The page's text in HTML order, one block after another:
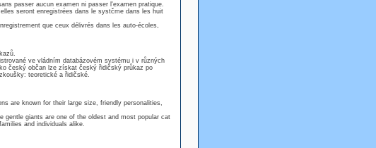
passer aucun examen ni passer l'examen pratique.
seront enregistrées dans le systčme dans les huit
que ceux délivrés dans les auto-écoles,
ve vládním databázovém systému i v různých
český občan lze získat český řidičský průkaz po
teoretické a řidičské.
are known for their large size, friendly personalities,
giants are one of the oldest and most popular cat
and individuals alike.